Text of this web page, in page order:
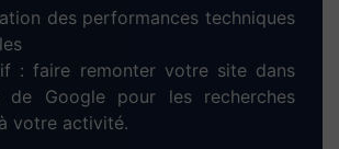
des performances techniques
: faire remonter votre site dans
de Google pour les recherches
votre activité.